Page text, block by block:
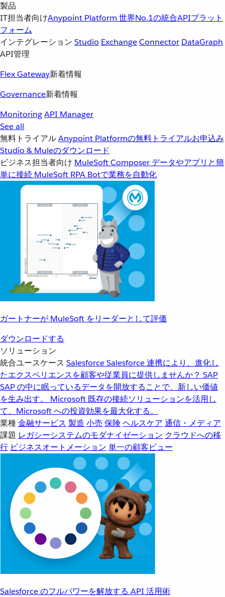
製品
IT担当者向けAnypoint Platform 世界No.1の統合APIプラット
フォーム
インテグレーション Studio ExchangeConnector DataGraph
API管理
Flex Gateway新着情報
Governance新着情報
MonitoringAPI Manager
See all
無料トライアルAnypoint Platformの無料トライアルお申込み
Studio & Muleのダウンロード
ビジネス担当者向け MuleSoft Composer データやアプリと簡
単に接続 MuleSoft RPA Botで業務を自動化
ガートナーが MuleSoft をリーダーとして評価
ダウンロードする
ソリューション
統合ユースケース SalesforceSalesforce 連携により、進化し
たエクスペリエンスを顧客や従業員に提供しませんか？ SAP
SAP の中に眠っているデータを開放することで、新しい価値
を生み出す。
Microsoft 既存の接続ソリューションを活用し
て、Microsoft への投資効果を最大化する。
業種金融サービス 製造 小売 保険 ヘルスケア 通信・メディア
課題 レガシーシステムのモダナイゼーション クラウドへの移
行 ビジネスオートメーション 単一の顧客ビュー
Salesforce のフルパワーを解放する API 活用術